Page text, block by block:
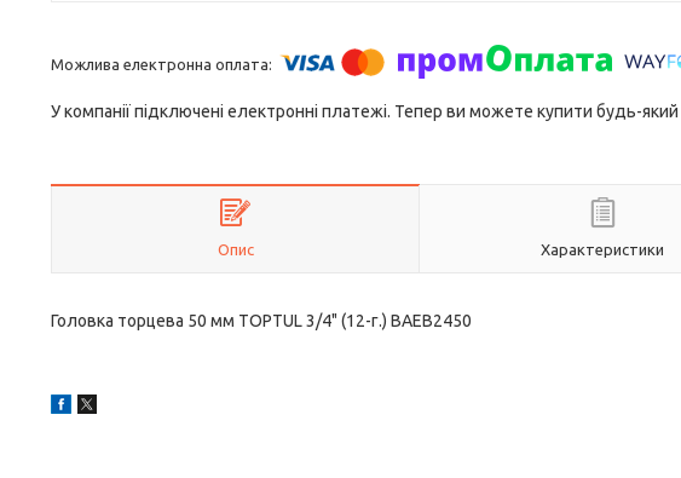
У компанії підключені електронні платежі. Тепер ви можете купити будь-
Опис Характеристики
Головка торцева 50 мм TOPTUL 3/4" (12-г.) BAEB2450